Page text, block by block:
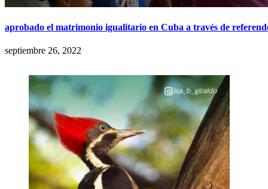
aprobado el matrimonio igualitario en Cuba a través de
septiembre 26, 2022